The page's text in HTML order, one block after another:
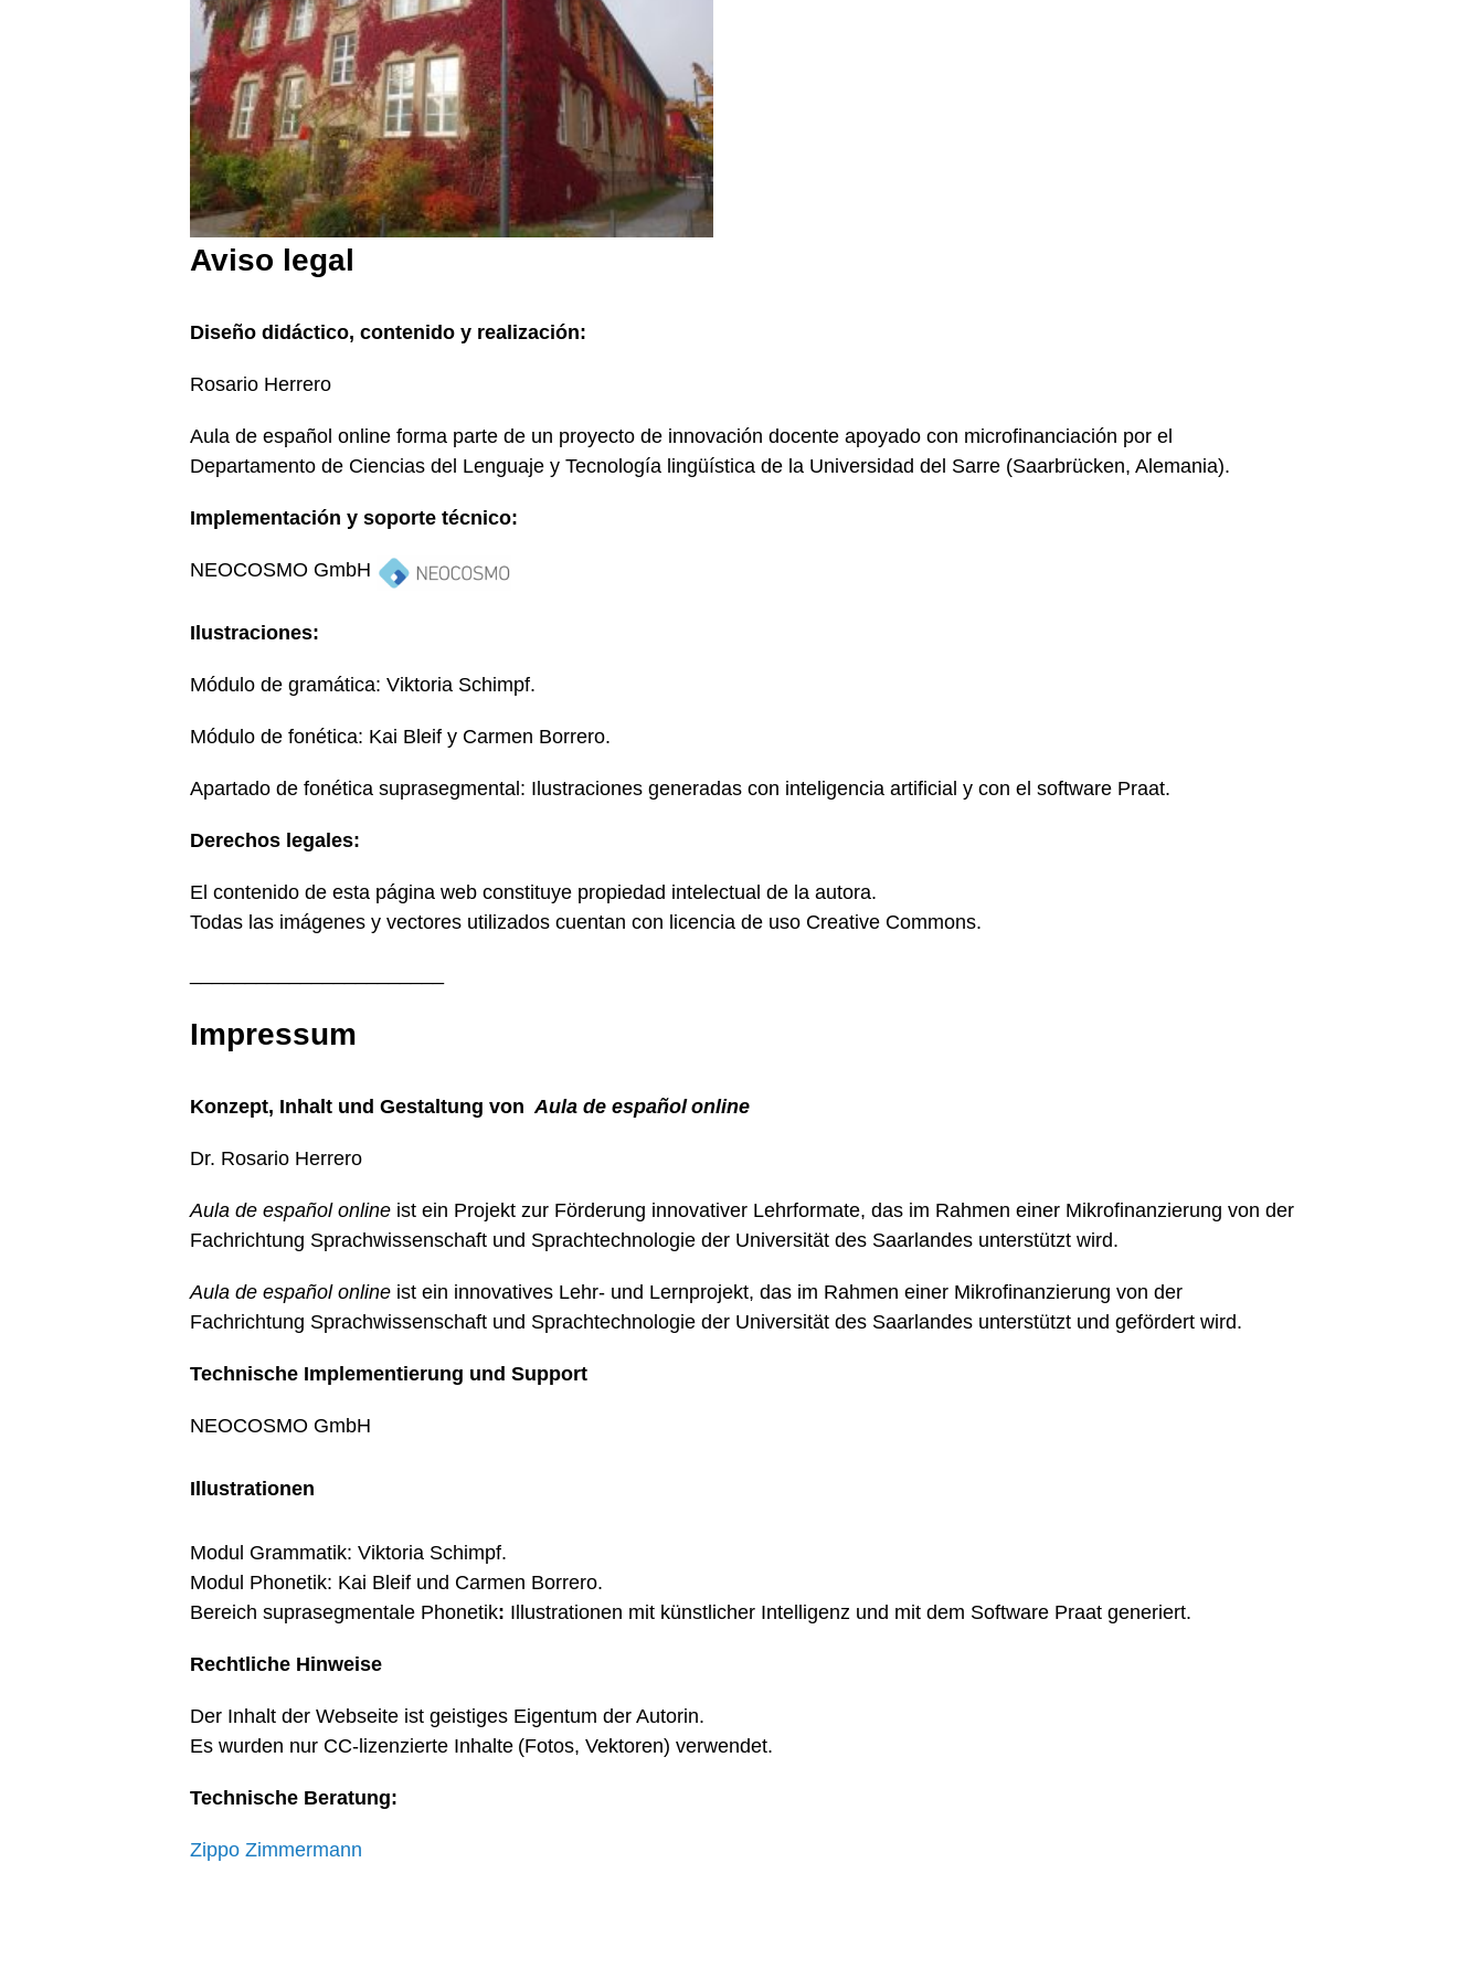
Aviso legal
Diseño didáctico, contenido y realización:
Rosario Herrero
Aula de español online forma parte de un proyecto de innovación docente apoyado con microfinanciación por el
Departamento de Ciencias del Lenguaje y Tecnología lingüística de la Universidad del Sarre (Saarbrücken, Alemania).
Implementación y soporte técnico:
NEOCOSMO GmbH
Ilustraciones:
Módulo de gramática: Viktoria Schimpf.
Módulo de fonética: Kai Bleif y Carmen Borrero.
Apartado de fonética suprasegmental: Ilustraciones generadas con inteligencia artificial y con el software Praat.
Derechos legales:
El contenido de esta página web constituye propiedad intelectual de la autora.
Todas las imágenes y vectores utilizados cuentan con licencia de uso Creative Commons.
Impressum
Konzept, Inhalt und Gestaltung vonAula de español online
Dr. Rosario Herrero
Aula de español online ist ein Projekt zur Förderung innovativer Lehrformate, das im Rahmen einer Mikrofinanzierung von der
Fachrichtung Sprachwissenschaft und Sprachtechnologie der Universität des Saarlandes unterstützt wird.
Aula de español online ist ein innovatives Lehr- und Lernprojekt, das im Rahmen einer Mikrofinanzierung von der
Fachrichtung Sprachwissenschaft und Sprachtechnologie der Universität des Saarlandes unterstützt und gefördert wird.
Technische Implementierung und Support
NEOCOSMO GmbH
Illustrationen
Modul Grammatik: Viktoria Schimpf.
Modul Phonetik: Kai Bleif und Carmen Borrero.
Bereich suprasegmentale Phonetik: Illustrationen mit künstlicher Intelligenz und mit dem Software Praat generiert.
Rechtliche Hinweise
Der Inhalt der Webseite ist geistiges Eigentum der Autorin.
Es wurden nur CC-lizenzierte Inhalte (Fotos, Vektoren) verwendet.
Technische Beratung:
Zippo Zimmermann